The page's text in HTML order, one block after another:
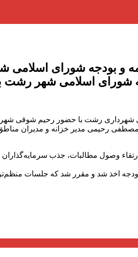
و بودجه شورای
شورای اسلامی شهر رشت
۲۲ دی ماه ،جلسه کمیته درآمدی شهرداری رشت
مصطفی رحیمی مدیر خزانه و
وصول مطالبات، جذب
شد و مقرر شد که جلسات منظم‌تری برای